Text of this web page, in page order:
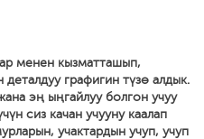
менен кызматташып,
графигин түзө алдык.
эң ыңгайлуу болгон учуу
сиз качан учууну каалап
учактардын учуп, учуп